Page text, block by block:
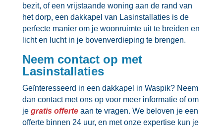
bezit, of een vrijstaande woning aan de rand van
het dorp, een dakkapel van Lasinstallaties is de
perfecte manier om je woonruimte uit te breiden en
licht en lucht in je bovenverdieping te brengen.​
Neem contact op met
Lasinstallaties
Geïnteresseerd in een dakkapel in Waspik? Neem
dan contact met ons op voor meer informatie of om
je gratis offerteaan te vragen.​ We beloven je een
offerte binnen 24 uur, en met onze expertise kun je